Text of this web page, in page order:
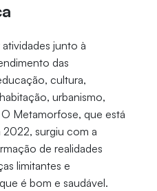
junto à
das
cultura,
urbanismo,
Metamorfose, que está
surgiu com a
de realidades
limitantes e
é bom e saudável.